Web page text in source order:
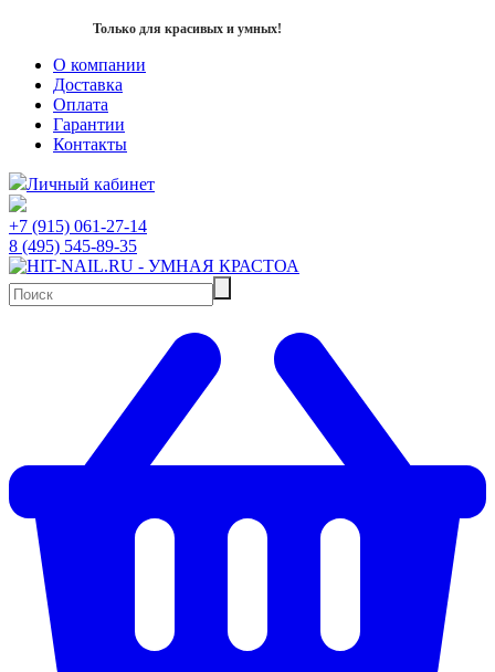
Только для красивых и умных!
О компании
Доставка
Оплата
Гарантии
Контакты
Личный кабинет
+7 (915) 061-27-14
8 (495) 545-89-35